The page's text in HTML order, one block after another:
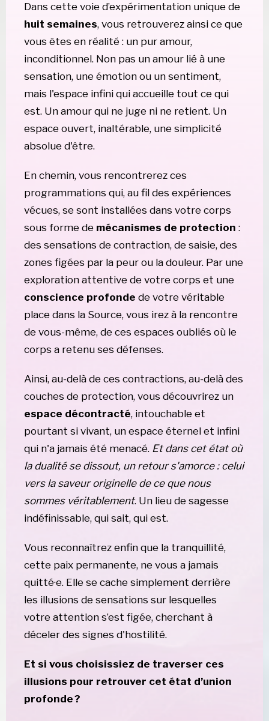
Dans cette voie d’expérimentation unique de
huit semaines, vous retrouverez ainsi ce que
vous êtes en réalité : un pur amour,
inconditionnel. Non pas un amour lié à une
sensation, une émotion ou un sentiment,
mais l'espace infini qui accueille tout ce qui
est. Un amour qui ne juge ni ne retient. Un
espace ouvert, inaltérable, une simplicité
absolue d'être.
En chemin, vous rencontrerez ces
programmations qui, au fil des expériences
vécues, se sont installées dans votre corps
sous forme de mécanismes de protection :
des sensations de contraction, de saisie, des
zones figées par la peur ou la douleur. Par une
conscience profonde de votre véritable
place dans la Source, vous irez à la rencontre
de vous-même, de ces espaces oubliés où le
corps a retenu ses défenses.
Ainsi, au-delà de ces contractions, au-delà des
espace décontracté, intouchable et
pourtant si vivant, un espace éternel et infini
qui n'a jamais été menacé. Et dans cet état où
la dualité se dissout, un retour s'amorce : celui
vers la saveur originelle de ce que nous
sommes véritablement. Un lieu de sagesse
indéfinissable, qui sait, qui est.
Vous reconnaîtrez enfin que la tranquillité,
cette paix permanente, ne vous a jamais
quitté·e. Elle se cache simplement derrière
les illusions de sensations sur lesquelles
votre attention s’est figée, cherchant à
déceler des signes d'hostilité.
Et si vous choisissiez de traverser ces
illusions pour retrouver cet état d’union
profonde ?